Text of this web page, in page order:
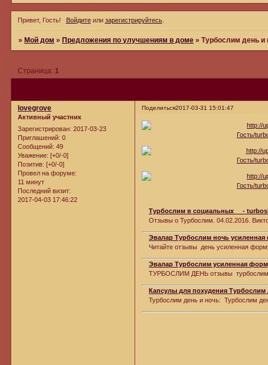
Привет, Гость! Войдитеили зарегистрируйтесь.
» Мой дом » Предложения по улучшениям в доме »Турбослим день
Страница: 1
Поделиться2017-03-31 15:01:47
lovegrove
Активный участник
Зарегистрирован: 2017-03-23
Приглашений: 0
Сообщений: 49
Уважение: [+0/-0]
Позитив: [+0/-0]
Провел на форуме:
11 минут
Последний визит:
2017-04-03 17:46:22
Турбослим в социальных -
Отзывы о Турбослим. 04.02.2016.
Эвалар Турбослим ночь
Читайте отзывы день усиленная
Эвалар Турбослим усиленная
ТУРБОСЛИМ ДЕНЬ отзывы турбослим
Капсулы для похудения
Турбослим день и ночь: Турбослим